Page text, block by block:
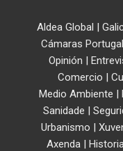
Aldea Global |
Cámaras Portugal
Opinión |
Comercio |
Medio Ambiente |
Sanidade |
Urbanismo |
Axenda|